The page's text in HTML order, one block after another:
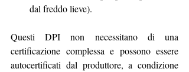
dal freddo lieve).
Questi DPI non necessitano di una
certificazione complessa e possono essere
autocertificati dal produttore, a condizione